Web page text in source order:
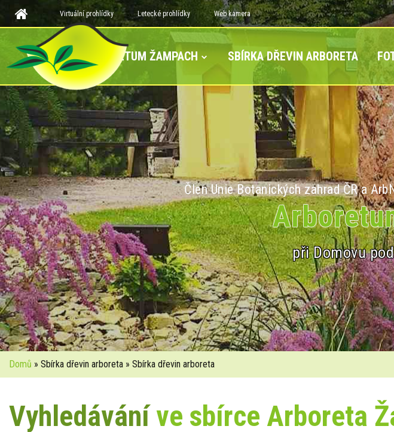
Virtuální prohlídky Letecké prohlídky Web kamera
ARBORETUM ŽAMPACH SBÍRKA DŘEVIN ARBORETA
Člen Unie Botanických zahrad ČR a
při Domovu
Domů » Sbírka dřevin arboreta » Sbírka dřevin arboreta
Vyhledáváníve sbírce Arboreta